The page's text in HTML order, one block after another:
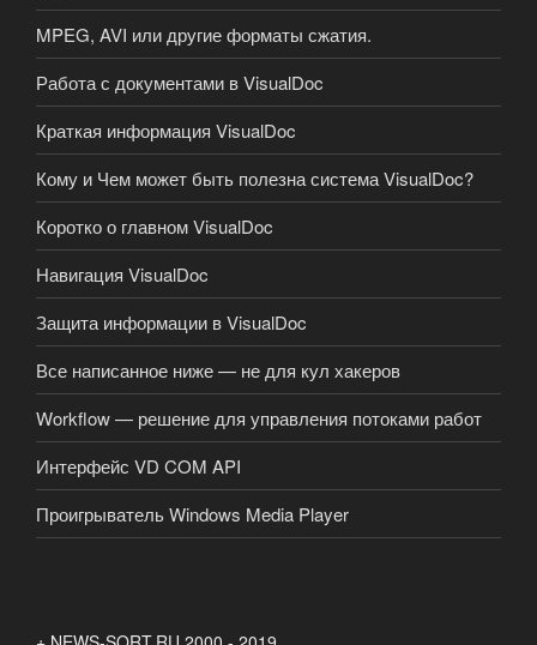
MPEG, AVI или другие форматы сжатия.
Работа с документами в VisualDoc
Краткая информация VisualDoc
Кому и Чем может быть полезна система VisualDoc?
Коротко о главном VisualDoc
Навигация VisualDoc
Защита информации в VisualDoc
Все написанное ниже — не для кул хакеров
Workflow — решение для управления потоками работ
Интерфейс VD COM API
Проигрыватель Windows Media Player